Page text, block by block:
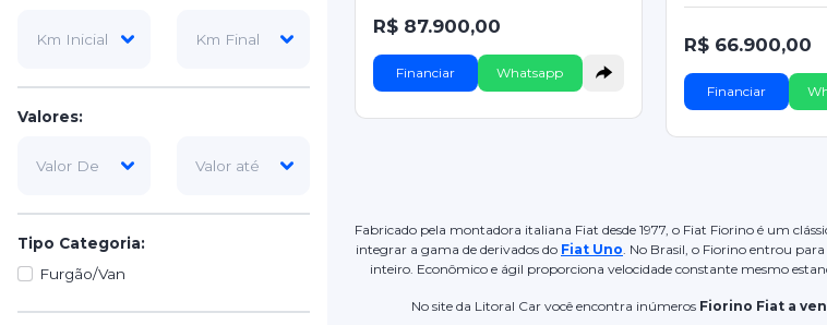
Valores:
Tipo Categoria:
Furgão/Van
R$ 87.900,00
Financiar Whatsapp
R$ 66.900,00
Financiar
Fabricado pela montadora italiana Fiat desde 1977, o Fiat Fiorino é um
integrar a gama de derivados do Fiat Uno. No Brasil, o Fiorino entrou
inteiro. Econômico e ágil proporciona velocidade constante mesmo
No site da Litoral Car você encontra inúmeros Fiorino Fiat a